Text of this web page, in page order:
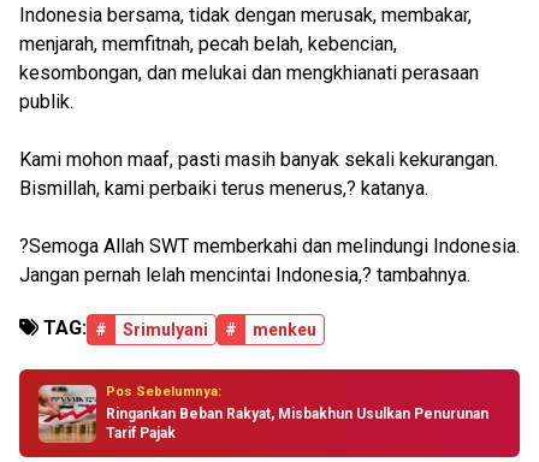
Indonesia bersama, tidak dengan merusak, membakar,
menjarah, memfitnah, pecah belah, kebencian,
kesombongan, dan melukai dan mengkhianati perasaan
publik.
Kami mohon maaf, pasti masih banyak sekali kekurangan.
Bismillah, kami perbaiki terus menerus,? katanya.
?Semoga Allah SWT memberkahi dan melindungi Indonesia.
Jangan pernah lelah mencintai Indonesia,? tambahnya.
TAG: # Srimulyani # menkeu
Pos Sebelumnya:
Ringankan Beban Rakyat, Misbakhun Usulkan Penurunan
Tarif Pajak